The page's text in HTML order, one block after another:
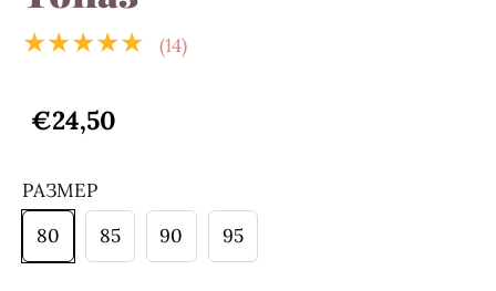
★★★★★ (14)
€24,50
РАЗМЕР
80
85 90 95